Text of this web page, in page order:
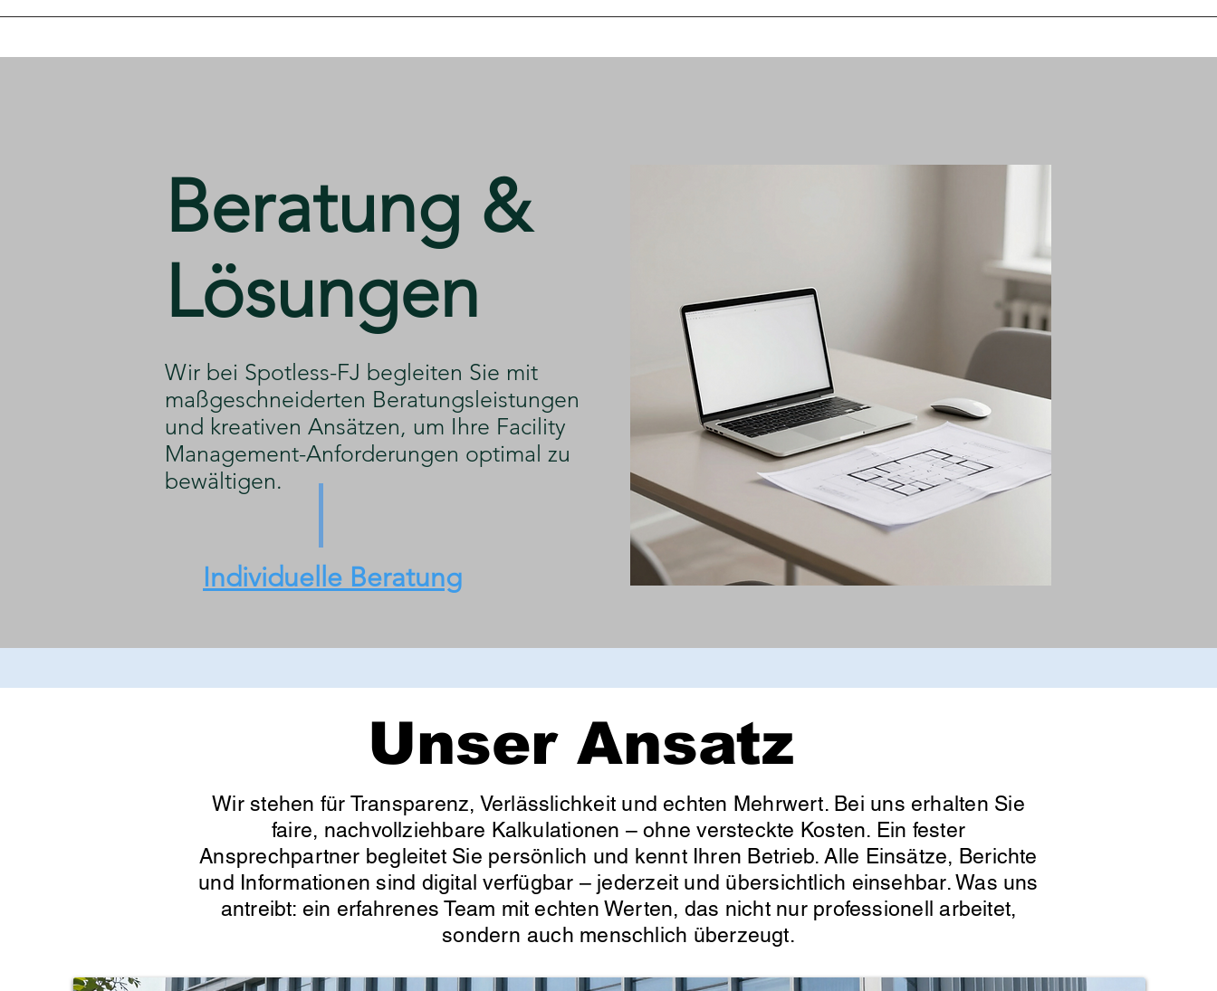
​Beratung &
Lösungen
​Wir bei Spotless-FJ begleiten Sie mit
maßgeschneiderten Beratungsleistungen
und kreativen Ansätzen, um Ihre Facility
Management-Anforderungen optimal zu
bewältigen.
Individuelle Beratung
Unser Ansatz
Wir stehen für Transparenz, Verlässlichkeit und echten Mehrwert. Bei uns erhalten Sie
faire, nachvollziehbare Kalkulationen – ohne versteckte Kosten. Ein fester
Ansprechpartner begleitet Sie persönlich und kennt Ihren Betrieb. Alle Einsätze, Berichte
und Informationen sind digital verfügbar – jederzeit und übersichtlich einsehbar. Was uns
antreibt: ein erfahrenes Team mit echten Werten, das nicht nur professionell arbeitet,
sondern auch menschlich überzeugt.